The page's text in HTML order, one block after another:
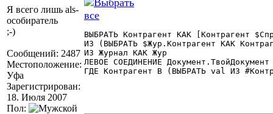
Я всего лишь als-
особиратель
;-)
Сообщений: 2487
Местоположение:
Уфа
Зарегистрирован:
18. Июля 2007
Пол:
ВЫБРАТЬ Контрагент КАК [Контрагент
ИЗ (ВЫБРАТЬ $Жур.Контрагент КАК
ИЗ Журнал КАК Жур
ЛЕВОЕ СОЕДИНЕНИЕ
ГДЕ Контрагент В (ВЫБРАТЬ val ИЗ